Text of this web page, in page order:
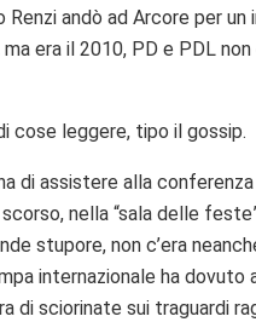
Renzi andò ad Arcore per un
era il 2010, PD e PDL non
cose leggere, tipo il gossip.
di assistere alla
nella “sala delle
stupore, non c’era
internazionale ha dovuto
di sciorinate sui traguardi